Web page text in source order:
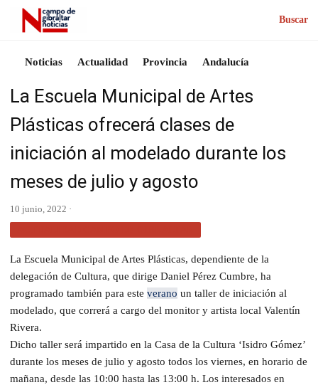
Buscar
Noticias Actualidad Provincia Andalucía
La Escuela Municipal de Artes
Plásticas ofrecerá clases de
iniciación al modelado durante los
meses de julio y agosto
10 junio, 2022 ·
La Escuela Municipal de Artes Plásticas, dependiente de la
delegación de Cultura, que dirige Daniel Pérez Cumbre, ha
programado también para este verano un taller de iniciación al
modelado, que correrá a cargo del monitor y artista local Valentín
Rivera.
Dicho taller será impartido en la Casa de la Cultura ‘Isidro Gómez’
durante los meses de julio y agosto todos los viernes, en horario de
mañana, desde las 10:00 hasta las 13:00 h. Los interesados en